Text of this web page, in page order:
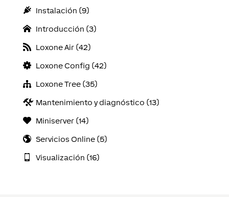
Instalación (9)
Introducción (3)
Loxone Air (42)
Loxone Config (42)
Loxone Tree (35)
Mantenimiento y diagnóstico (13)
Miniserver (14)
Servicios Online (5)
Visualización (16)